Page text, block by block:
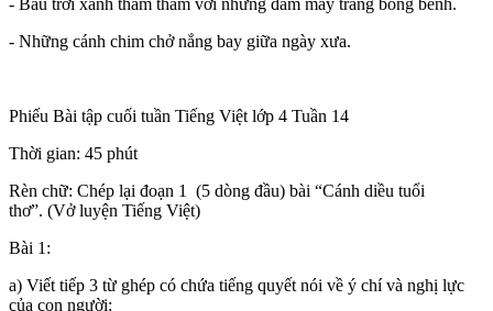
- Những cánh chim chở nắng bay giữa ngày xưa.
Phiếu Bài tập cuối tuần Tiếng Việt lớp 4 Tuần 14
Thời gian: 45 phút
Rèn chữ: Chép lại đoạn 1 (5 dòng đầu) bài “Cánh diều tuổi
thơ”. (Vở luyện Tiếng Việt)
Bài 1:
a) Viết tiếp 3 từ ghép có chứa tiếng quyết nói về ý chí và nghị lực
của con người: